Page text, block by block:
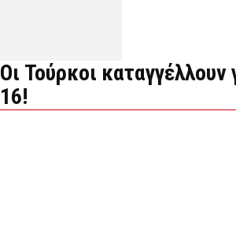
Οι Τούρκοι
16!